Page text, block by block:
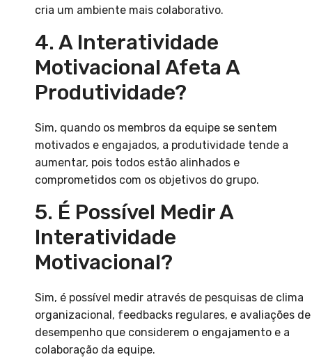
cria um ambiente mais colaborativo.
4. A Interatividade
Motivacional Afeta A
Produtividade?
Sim, quando os membros da equipe se sentem
motivados e engajados, a produtividade tende a
aumentar, pois todos estão alinhados e
comprometidos com os objetivos do grupo.
5. É Possível Medir A
Interatividade
Motivacional?
Sim, é possível medir através de pesquisas de clima
organizacional, feedbacks regulares, e avaliações de
desempenho que considerem o engajamento e a
colaboração da equipe.